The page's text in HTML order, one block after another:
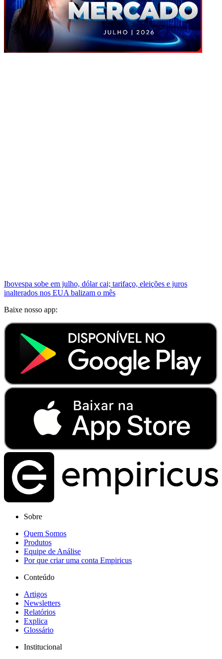
Ibovespa sobe em julho, dólar cai; tarifaço, eleições e juros
inalterados nos EUA balizam o mês
Baixe nosso app:
Sobre
Quem Somos
Produtos
Equipe de Análise
Por que criar uma conta Empiricus
Conteúdo
Artigos
Newsletters
Relatórios
Explica
Glossário
Institucional